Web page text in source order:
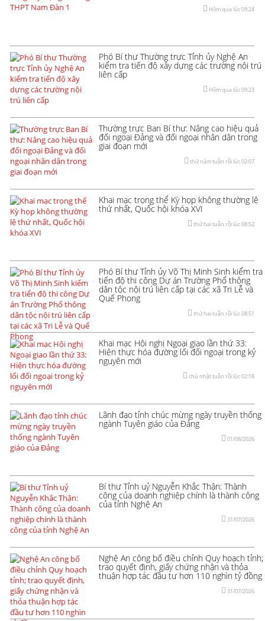
Hôm qua lúc 09:24
Phó Bí thư Thường trực Tỉnh ủy Nghệ An
kiểm tra tiến độ xây dựng các trường nội trú
liên cấp
Hôm qua lúc 09:23
Thường trực Ban Bí thư: Nâng cao hiệu quả
đối ngoại Đảng và đối ngoại nhân dân trong
giai đoạn mới
thứ năm tuần rồi lúc 02:07
Khai mạc trọng thể Kỳ họp không thường lệ
thứ nhất, Quốc hội khóa XVI
thứ hai tuần rồi lúc 08:52
Phó Bí thư Tỉnh ủy Võ Thị Minh Sinh kiểm tra
tiến độ thi công Dự án Trường Phổ thông
dân tộc nội trú liên cấp tại các xã Tri Lễ và
Quế Phong
thứ hai tuần rồi lúc 08:51
Khai mạc Hội nghị Ngoại giao lần thứ 33:
Hiện thực hóa đường lối đối ngoại trong kỷ
nguyên mới
chủ nhật tuần rồi lúc 02:18
Lãnh đạo tỉnh chúc mừng ngày truyền thống
ngành Tuyên giáo của Đảng
01/08/2026
Bí thư Tỉnh uỷ Nguyễn Khắc Thận: Thành
công của doanh nghiệp chính là thành công
của tỉnh Nghệ An
31/07/2026
Nghệ An công bố điều chỉnh Quy hoạch tỉnh;
trao quyết định, giấy chứng nhận và thỏa
thuận hợp tác đầu tư hơn 110 nghìn tỷ đồng
31/07/2026